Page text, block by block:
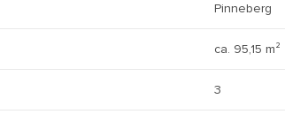
Pinneberg
ca. 95,15 m²
3